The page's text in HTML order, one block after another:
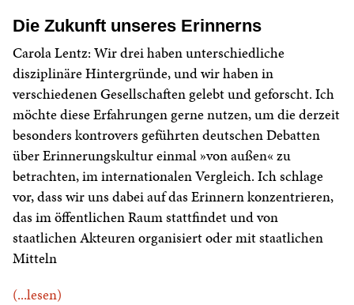
Die Zukunft unseres Erinnerns
Carola Lentz: Wir drei haben unterschiedliche
disziplinäre Hintergründe, und wir haben in
verschiedenen Gesellschaften gelebt und geforscht. Ich
möchte diese Erfahrungen gerne nutzen, um die derzeit
besonders kontrovers geführten deutschen Debatten
über Erinnerungskultur einmal »von außen« zu
betrachten, im internationalen Vergleich. Ich schlage
vor, dass wir uns dabei auf das Erinnern konzentrieren,
das im öffentlichen Raum stattfindet und von
staatlichen Akteuren organisiert oder mit staatlichen
Mitteln
(...lesen)